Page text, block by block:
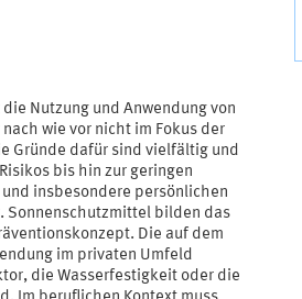
Nutzung und Anwendung von
wie vor nicht im Fokus der
Gründe dafür sind vielfältig und
bis hin zur geringen
insbesondere persönlichen
Sonnenschutzmittel bilden das
Die auf dem
im privaten Umfeld
die Wasserfestigkeit oder die